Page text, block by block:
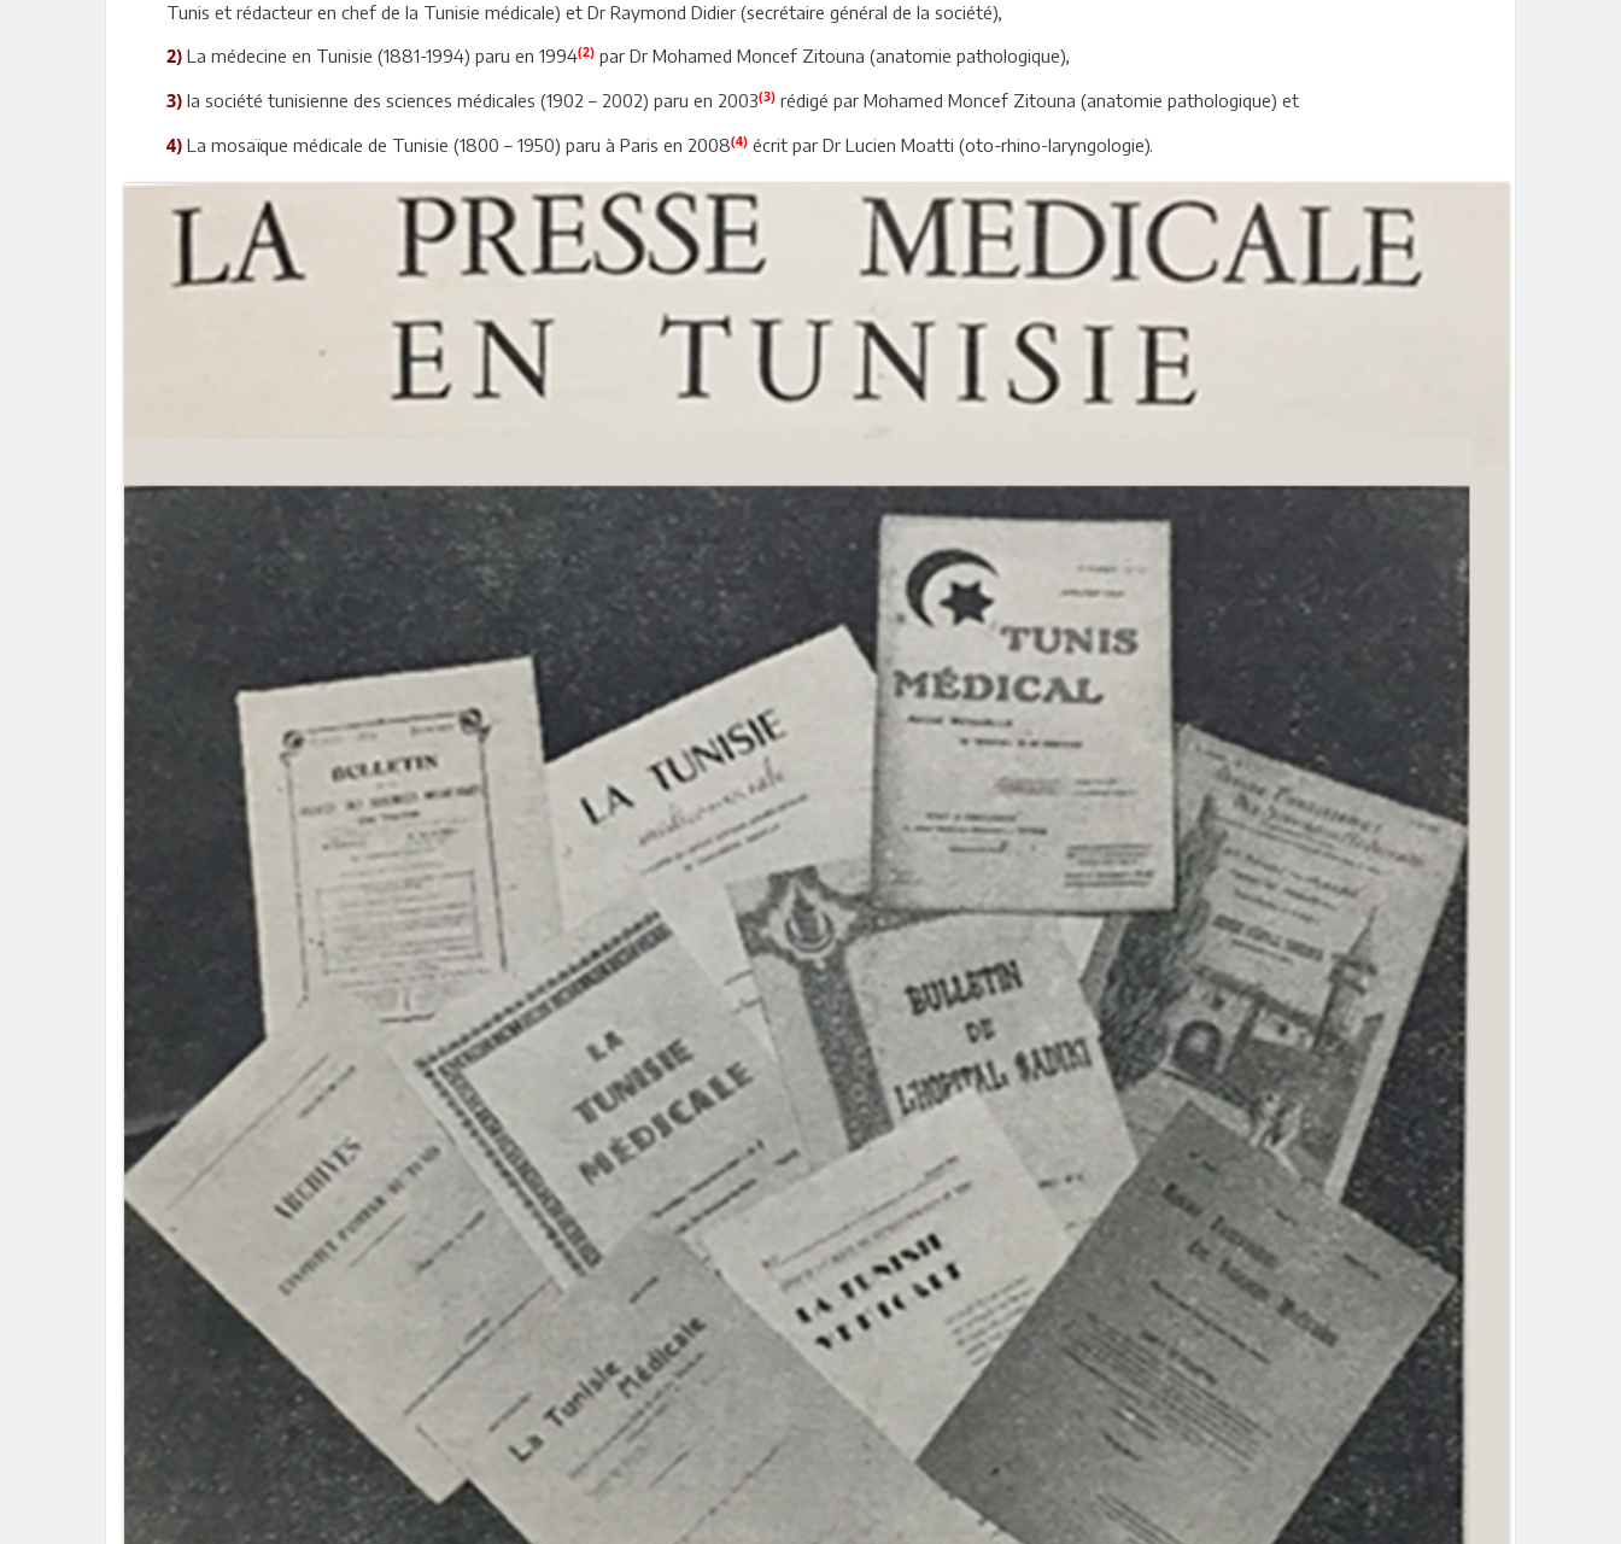
Tunis et rédacteur en chef de la Tunisie médicale) et Dr Raymond Didier (secrétaire général de la société),
2) La médecine en Tunisie (1881-1994) paru en 1994(2) par Dr Mohamed Moncef Zitouna (anatomie pathologique),
3) la société tunisienne des sciences médicales (1902 – 2002) paru en 2003(3) rédigé par Mohamed Moncef Zitouna (anatomie pathologique) et
4) La mosaïque médicale de Tunisie (1800 – 1950) paru à Paris en 2008(4) écrit par Dr Lucien Moatti (oto-rhino-laryngologie).